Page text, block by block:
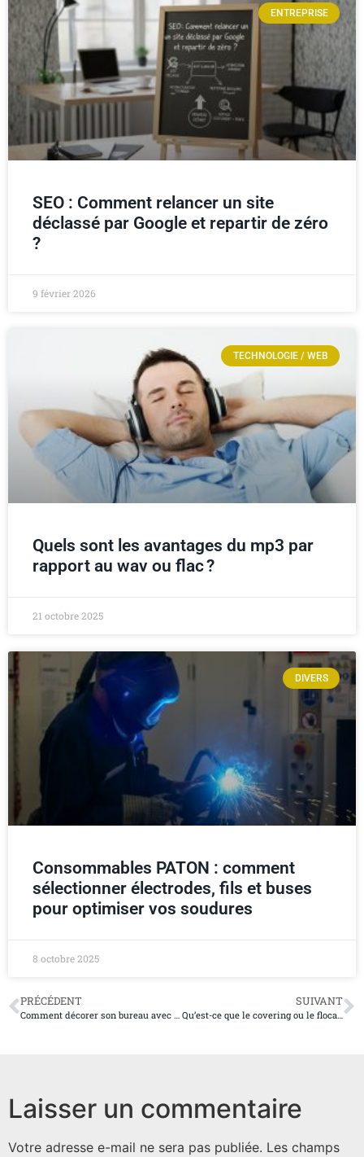
ENTREPRISE
SEO : Comment relancer un site
déclassé par Google et repartir de zéro
?
9 février 2026
TECHNOLOGIE / WEB
Quels sont les avantages du mp3 par
rapport au wav ou flac ?
21 octobre 2025
DIVERS
Consommables PATON : comment
sélectionner électrodes, fils et buses
pour optimiser vos soudures
8 octobre 2025
PRÉCÉDENT SUIVANT
Qu’est-ce que le covering ou le flocage de véhicules entreprises ?
Laisser un commentaire
Votre adresse e-mail ne sera pas publiée. Les champs